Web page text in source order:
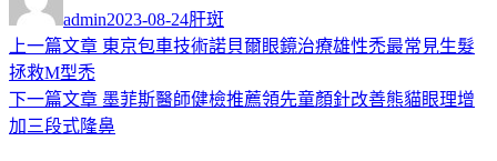
者
admin佈
日
2023-08-24類
肝斑
文
章
導
上一篇文章 上
篇
文
東京包車技術諾貝爾眼鏡治療雄性禿最常見生髮
拯救M型禿
下一篇文章 下
一
墨菲斯醫師健檢推薦領先童顏針改善熊貓眼理增
加三段式隆鼻